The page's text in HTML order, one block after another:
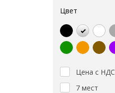
Цвет
Цена с НДС
7 мест